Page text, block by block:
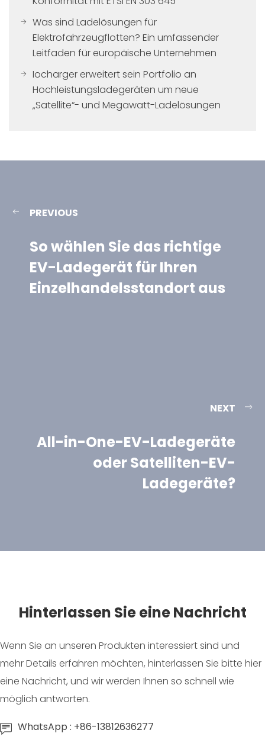
Was sind Ladelösungen für
Elektrofahrzeugflotten? Ein umfassender
Leitfaden für europäische Unternehmen
Iocharger erweitert sein Portfolio an
Hochleistungsladegeräten um neue
„Satellite“- und Megawatt-Ladelösungen
PREVIOUS
So wählen Sie das richtige
EV-Ladegerät für Ihren
Einzelhandelsstandort aus
NEXT
All-in-One-EV-Ladegeräte
oder Satelliten-EV-
Ladegeräte?
Hinterlassen Sie eine Nachricht
Wenn Sie an unseren Produkten interessiert sind und
mehr Details erfahren möchten, hinterlassen Sie bitte hier
eine Nachricht, und wir werden Ihnen so schnell wie
möglich antworten.
WhatsApp : +86-13812636277